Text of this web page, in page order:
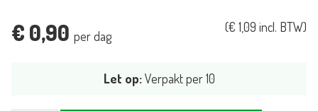
€ 0,90 per dag
(€ 1,09 incl. BTW)
Let op:Verpakt per 10